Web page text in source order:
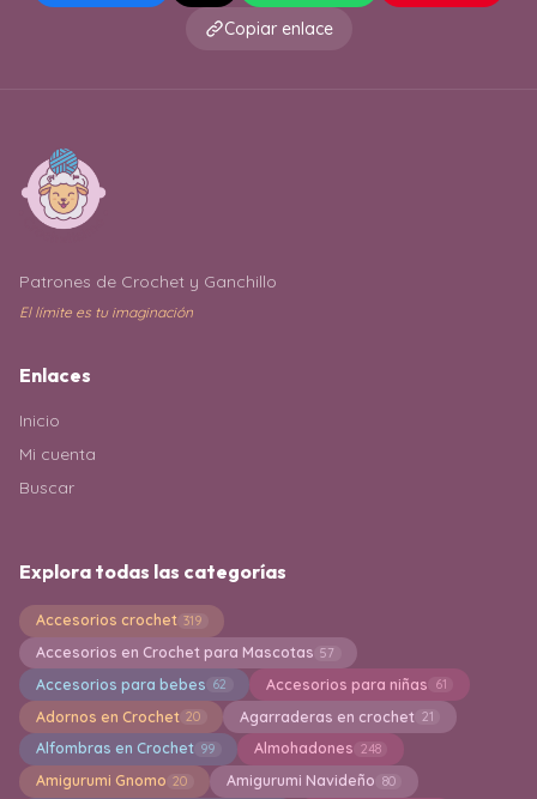
Copiar enlace
Patrones de Crochet y Ganchillo
El límite es tu imaginación
Enlaces
Inicio
Mi cuenta
Buscar
Explora todas las categorías
Accesorios crochet 319
Accesorios en Crochet para Mascotas 57
Accesorios para bebes 62 Accesorios para niñas 61
Adornos en Crochet 20 Agarraderas en crochet 21
Alfombras en Crochet 99 Almohadones 248
Amigurumi Gnomo 20 Amigurumi Navideño 80